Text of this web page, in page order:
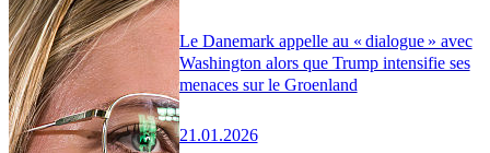
Le Danemark appelle au « dialogue » avec
Washington alors que Trump intensifie ses
menaces sur le Groenland
21.01.2026